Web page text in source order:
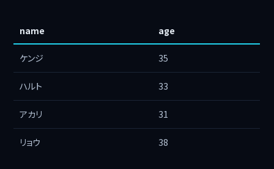
name age
ケンジ 35
ハルト 33
アカリ 31
リョウ 38